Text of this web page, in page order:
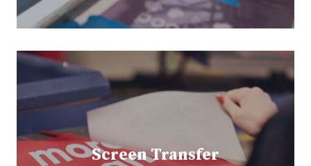
Screen Transfer